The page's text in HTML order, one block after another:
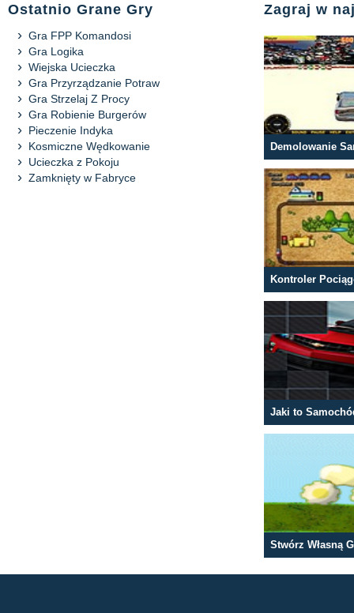
Ostatnio Grane Gry
Gra FPP Komandosi
Gra Logika
Wiejska Ucieczka
Gra Przyrządzanie Potraw
Gra Strzelaj Z Procy
Gra Robienie Burgerów
Pieczenie Indyka
Kosmiczne Wędkowanie
Ucieczka z Pokoju
Zamknięty w Fabryce
Zagraj w
Demolowanie
Kontroler
Jaki to
Stwórz Własną